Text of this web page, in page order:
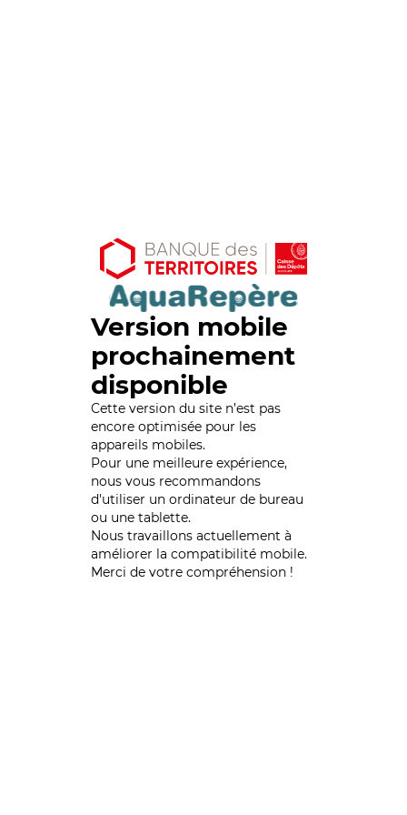
Version mobile
prochainement
disponible
Cette version du site n’est pas
encore optimisée pour les
appareils mobiles.
Pour une meilleure expérience,
nous vous recommandons
d'utiliser un ordinateur de bureau
ou une tablette.
Nous travaillons actuellement à
améliorer la compatibilité mobile.
Merci de votre compréhension !